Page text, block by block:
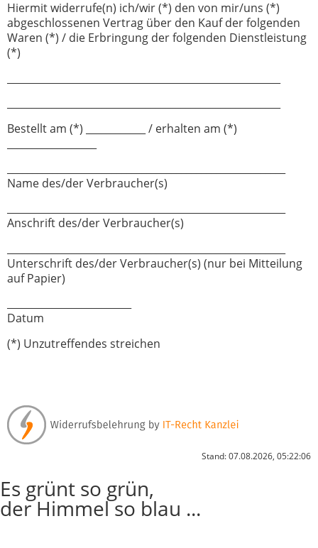
Hiermit widerrufe(n) ich/wir (*) den von mir/uns (*)
abgeschlossenen Vertrag über den Kauf der folgenden
Waren (*) / die Erbringung der folgenden Dienstleistung
(*)
Bestellt am (*) ____________ / erhalten am (*)
Name des/der Verbraucher(s)
Anschrift des/der Verbraucher(s)
Unterschrift des/der Verbraucher(s) (nur bei Mitteilung
auf Papier)
Datum
(*) Unzutreffendes streichen
Stand: 07.08.2026, 05:22:06
Es grünt so grün,
der Himmel so blau ...